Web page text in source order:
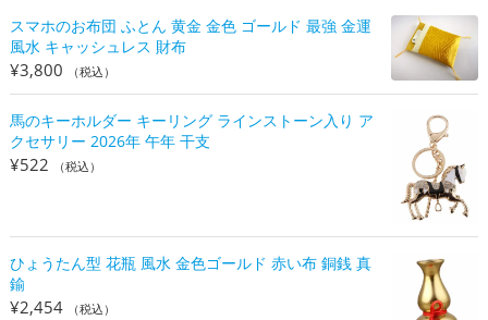
スマホのお布団 ふとん 黄金 金色 ゴールド 最強 金運
風水 キャッシュレス 財布
¥3,800 （税込）
馬のキーホルダー キーリング ラインストーン入り ア
クセサリー 2026年 午年 干支
¥522 （税込）
ひょうたん型 花瓶 風水 金色ゴールド 赤い布 銅銭 真
鍮
¥2,454 （税込）